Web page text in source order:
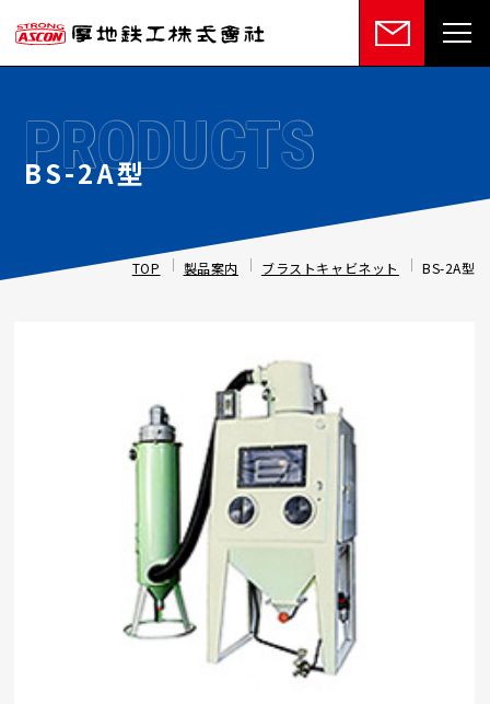
BS-2A型
PRODUCTS
TOP 製品案内 ブラストキャビネット BS-2A型